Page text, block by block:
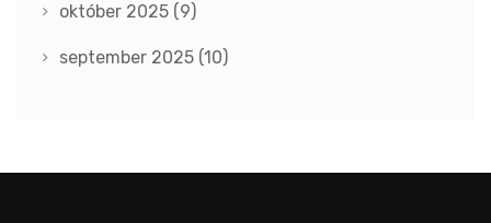
október 2025 (9)
september 2025 (10)